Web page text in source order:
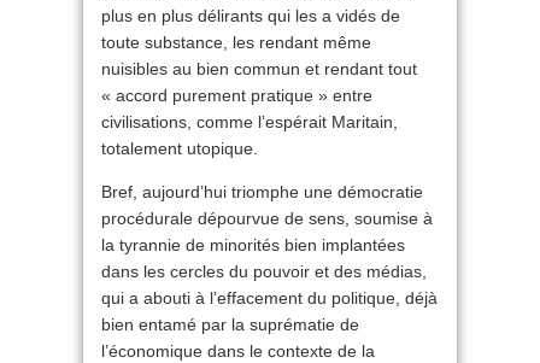
plus en plus délirants qui les a vidés de
toute substance, les rendant même
nuisibles au bien commun et rendant tout
« accord purement pratique » entre
civilisations, comme l’espérait Maritain,
totalement utopique.
Bref, aujourd’hui triomphe une démocratie
procédurale dépourvue de sens, soumise à
la tyrannie de minorités bien implantées
dans les cercles du pouvoir et des médias,
qui a abouti à l’effacement du politique, déjà
bien entamé par la suprématie de
l’économique dans le contexte de la